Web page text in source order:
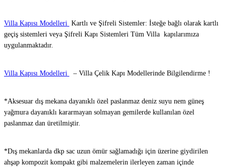
Villa Kapısı Modelleri Kartlı ve Şifreli Sistemler: İsteğe bağlı olarak kartlı
geçiş sistemleri veya Şifreli Kapı Sistemleri Tüm Villa kapılarımıza
uygulanmaktadır.
Villa Kapısı Modelleri – Villa Çelik Kapı Modellerinde Bilgilendirme !
*Aksesuar dış mekana dayanıklı özel paslanmaz deniz suyu nem güneş
yağmura dayanıklı kararmayan solmayan gemilerde kullanılan özel
paslanmaz dan üretilmiştir.
*Dış mekanlarda dkp sac uzun ömür sağlamadığı için üzerine giydirilen
ahşap kompozit kompakt gibi malzemelerin ilerleyen zaman içinde